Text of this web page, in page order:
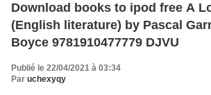
Download books to ipod free A
(English literature) by Pascal
Boyce 9781910477779 DJVU
Publié le 22/04/2021 à 03:34
Par uchexyqy